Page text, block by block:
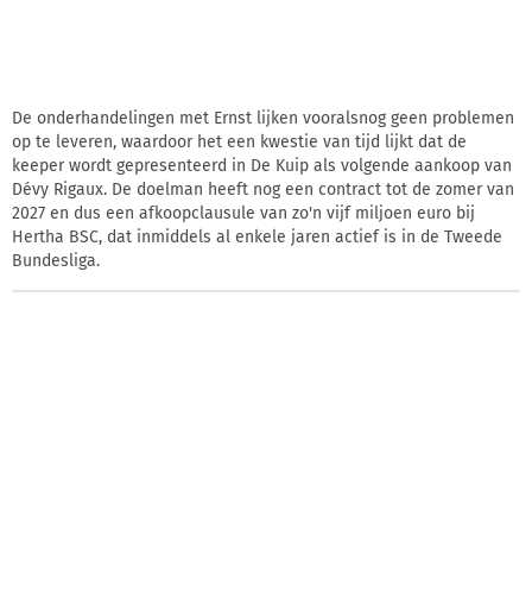
De onderhandelingen met Ernst lijken vooralsnog geen problemen
op te leveren, waardoor het een kwestie van tijd lijkt dat de
keeper wordt gepresenteerd in De Kuip als volgende aankoop van
Dévy Rigaux. De doelman heeft nog een contract tot de zomer van
2027 en dus een afkoopclausule van zo'n vijf miljoen euro bij
Hertha BSC, dat inmiddels al enkele jaren actief is in de Tweede
Bundesliga.